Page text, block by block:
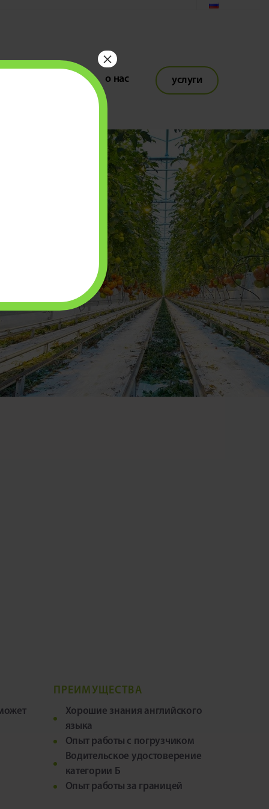
о нас услуги
aannemen
ПРЕИМУЩЕСТВА
Хорошие знания английского
языка
Опыт работы с погрузчиком
Водительское удостоверение
категории Б
Опыт работы за границей
×